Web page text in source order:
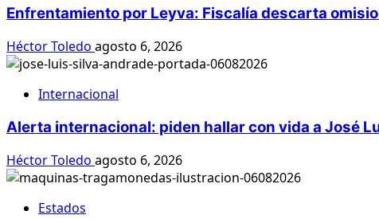
Enfrentamiento por Leyva: Fiscalía descarta
Héctor Toledo agosto 6, 2026
Internacional
Alerta internacional: piden hallar con vida a José
Héctor Toledo agosto 6, 2026
Estados